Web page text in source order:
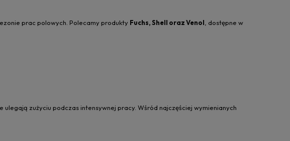
prac polowych. Polecamy produkty Fuchs, Shell oraz Venol , dostępne w
ulegają zużyciu podczas intensywnej pracy. Wśród najczęściej wymienianych